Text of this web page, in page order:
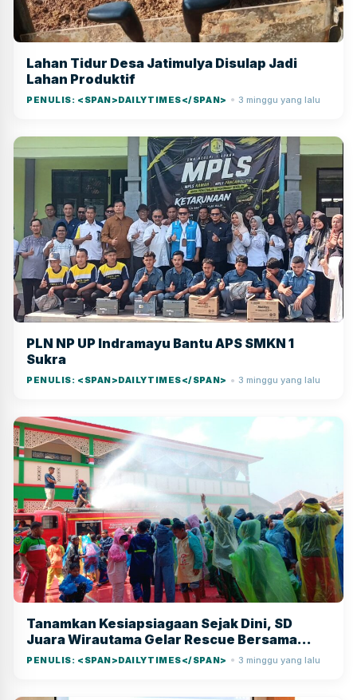
Lahan Tidur Desa Jatimulya Disulap Jadi
Lahan Produktif
PENULIS: <SPAN>DAILYTIMES</SPAN> ● 3 minggu yang lalu
PLN NP UP Indramayu Bantu APS SMKN 1
Sukra
PENULIS: <SPAN>DAILYTIMES</SPAN> ● 3 minggu yang lalu
Tanamkan Kesiapsiagaan Sejak Dini, SD
Juara Wirautama Gelar Rescue Bersama
Damkar
PENULIS: <SPAN>DAILYTIMES</SPAN> ● 3 minggu yang lalu